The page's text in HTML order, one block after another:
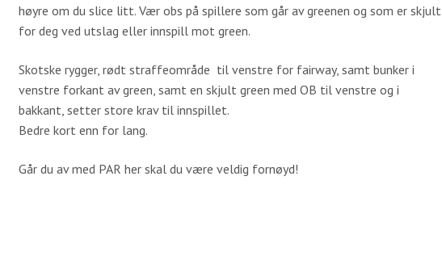
høyre om du slice litt. Vær obs på spillere som går av greenen og som er skjult
for deg ved utslag eller innspill mot green.
Skotske rygger, rødt straffeområde til venstre for fairway, samt bunker i
venstre forkant av green, samt en skjult green med OB til venstre og i
bakkant, setter store krav til innspillet.
Bedre kort enn for lang.
Går du av med PAR her skal du være veldig fornøyd!